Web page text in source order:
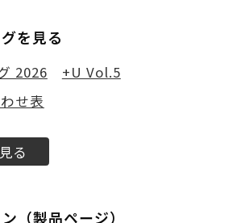
を見る
2026
+U Vol.5
せ表
る
（製品ページ）